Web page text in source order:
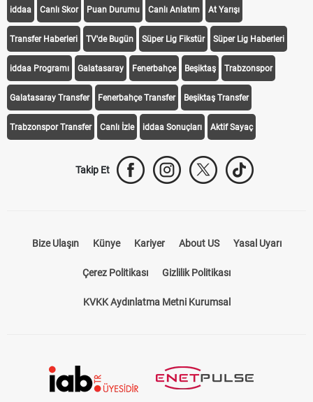
iddaa Canlı Skor Puan Durumu Canlı Anlatım At Yarışı
Transfer Haberleri TV'de Bugün Süper Lig Fikstür Süper Lig Haberleri
iddaa Programı Galatasaray Fenerbahçe Beşiktaş Trabzonspor
Galatasaray Transfer Fenerbahçe Transfer Beşiktaş Transfer
Trabzonspor Transfer Canlı İzle iddaa Sonuçları Aktif Sayaç
Takip Et
Bize Ulaşın Künye Kariyer About US Yasal Uyarı
Çerez Politikası Gizlilik Politikası
KVKK Aydınlatma Metni Kurumsal